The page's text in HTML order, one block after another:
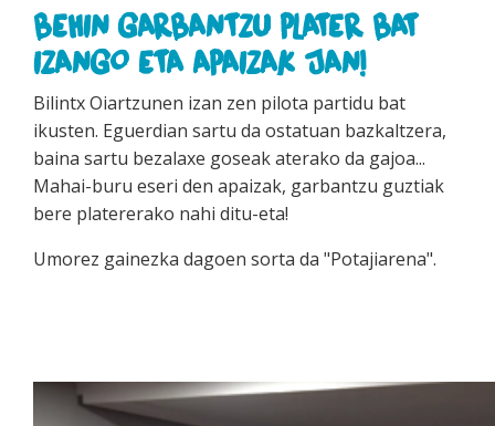
BEHIN GARBANTZU PLATER BAT
IZANGO ETA APAIZAK JAN!
Bilintx Oiartzunen izan zen pilota partidu bat
ikusten. Eguerdian sartu da ostatuan bazkaltzera,
baina sartu bezalaxe goseak aterako da gajoa...
Mahai-buru eseri den apaizak, garbantzu guztiak
bere platererako nahi ditu-eta!
Umorez gainezka dagoen sorta da "Potajiarena".